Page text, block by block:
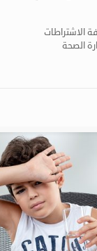
الاشتراطات
الصحة